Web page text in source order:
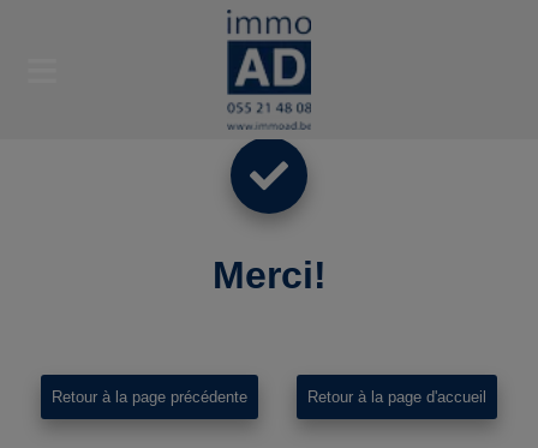
Merci!
Retour à la page précédente Retour à la page d'accueil